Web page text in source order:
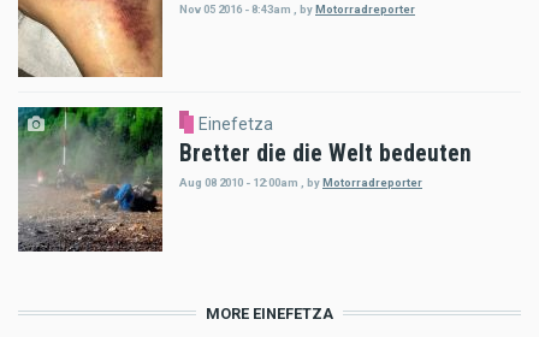
Nov 05 2016 - 8:43am byMotorradreporter
Einefetza
Bretter die die Welt bedeuten
Aug 08 2010 - 12:00am , by Motorradreporter
MORE EINEFETZA